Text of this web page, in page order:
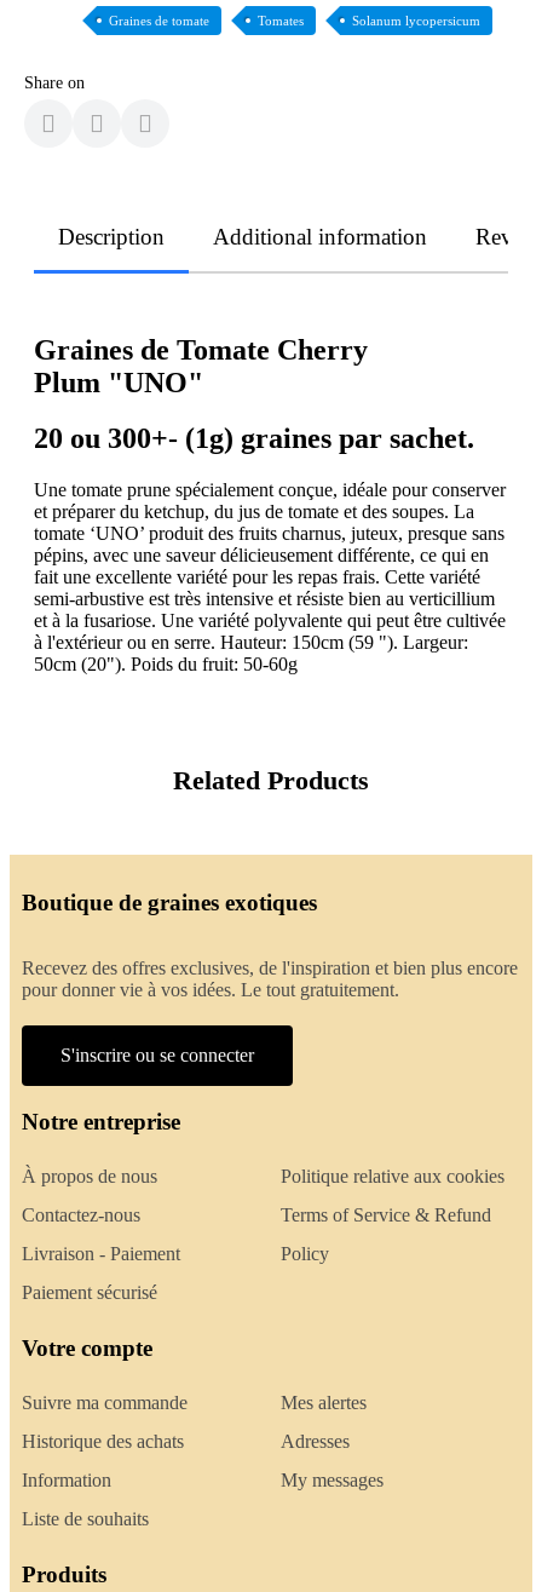
Graines de tomate Tomates Solanum lycopersicum
Share on
Description Additional information
Graines de Tomate Cherry
Plum "UNO"
20 ou 300+- (1g) graines par sachet.
Une tomate prune spécialement conçue, idéale pour conserver
et préparer du ketchup, du jus de tomate et des soupes. La
tomate ‘UNO’ produit des fruits charnus, juteux, presque sans
pépins, avec une saveur délicieusement différente, ce qui en
fait une excellente variété pour les repas frais. Cette variété
semi-arbustive est très intensive et résiste bien au verticillium
et à la fusariose. Une variété polyvalente qui peut être cultivée
à l'extérieur ou en serre. Hauteur: 150cm (59 "). Largeur:
50cm (20"). Poids du fruit: 50-60g
Related Products
Boutique de graines exotiques
Recevez des offres exclusives, de l'inspiration et bien plus encore
pour donner vie à vos idées. Le tout gratuitement.
S'inscrire ou se connecter
Notre entreprise
À propos de nous
Contactez-nous
Livraison - Paiement
Paiement sécurisé
Politique relative aux cookies
Terms of Service & Refund
Policy
Votre compte
Suivre ma commande
Historique des achats
Information
Liste de souhaits
Mes alertes
Adresses
My messages
Produits